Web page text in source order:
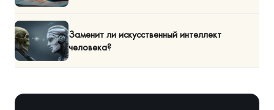
Заменит ли искусственный интеллект
человека?